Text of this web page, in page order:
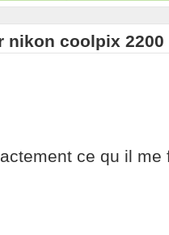
nikon coolpix 2200
ce qu il me